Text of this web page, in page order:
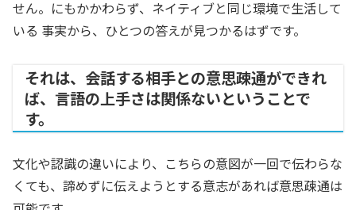
せん。にもかかわらず、ネイティブと同じ環境で生活して
いる 事実から、ひとつの答えが見つかるはずです。
それは、会話する相手との意思疎通ができれ
ば、言語の上手さは関係ないということで
す。
文化や認識の違いにより、こちらの意図が一回で伝わらな
くても、諦めずに伝えようとする意志があれば意思疎通は